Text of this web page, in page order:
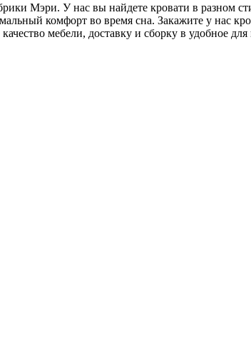
Мэри. У нас вы найдете кровати в разном
комфорт во время сна. Закажите у нас
мебели, доставку и сборку в удобное